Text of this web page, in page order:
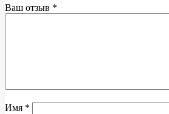
Ваш отзыв *
Имя *